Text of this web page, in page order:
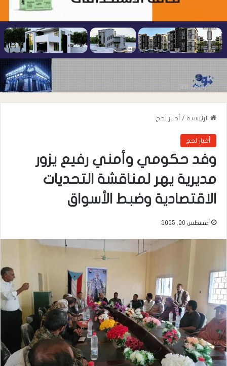
الرئيسية / أخبار لحج
أخبار لحج
وفد حكومي وأمني رفيع يزور
مديرية يهر لمناقشة التحديات
الاقتصادية وضبط الأسواق
أغسطس 20, 2025